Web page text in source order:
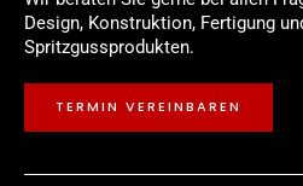
Design, Konstruktion, Fertigung
Spritzgussprodukten.
TERMIN VEREINBAREN